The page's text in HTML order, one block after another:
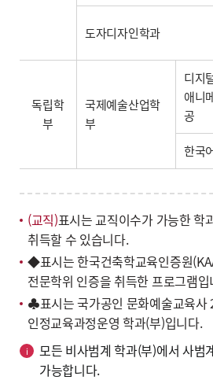
도자디자인학과
독립학
부
국제예술산업학
부
디지
애니
공
한국
(교직)표시는 교직이수가 가능한 학
취득할 수 있습니다.
◆표시는 한국건축학교육인증원
전문학위 인증을 취득한 프로그램입
♣표시는 국가공인 문화예술교육사
인정교육과정운영 학과(부)입니다.
모든 비사범계 학과(부)에서 사범
가능합니다.